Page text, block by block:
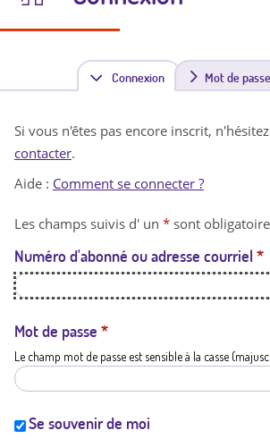
Connexion(
n
t
a
t
i
Mot de
Si vous n'êtes pas encore inscrit,
contacter.
Aide : Comment se connecter ?
Les champs suivis d' un * sont
Numéro d'abonné ou adresse courriel *
Mot de passe *
Le champ mot de passe est sensible à la casse
Se souvenir de moi